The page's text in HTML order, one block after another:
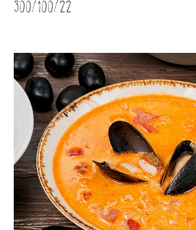
300/100/22